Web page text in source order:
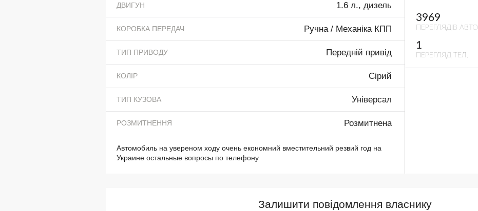
ДВИГУН 1.6 л., дизель
КОРОБКА ПЕРЕДАЧ Ручна / Механіка КПП
ТИП ПРИВОДУ Передній привід
КОЛІР Сірий
ТИП КУЗОВА Універсал
РОЗМИТНЕННЯ Розмитнена
Автомобиль на увереном ходу очень економний вместительний резвий год на
Украине остальные вопросы по телефону
3969
ПЕРЕГЛЯДІВ АВТО
1
ПЕРЕГЛЯД ТЕЛ.
Залишити повідомлення власнику